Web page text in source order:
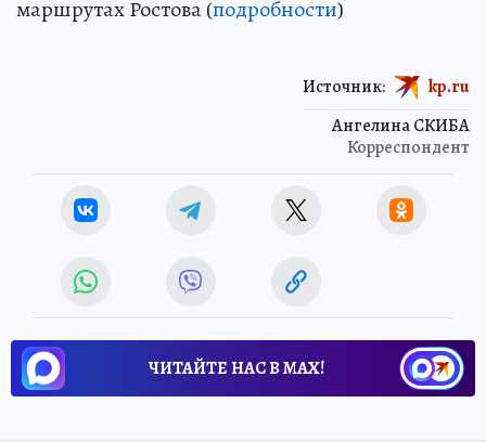
маршрутах Ростова (подробности)
Ангелина СКИБА
Корреспондент
Источник: kp.ru
ЧИТАЙТЕ НАС В МАХ!